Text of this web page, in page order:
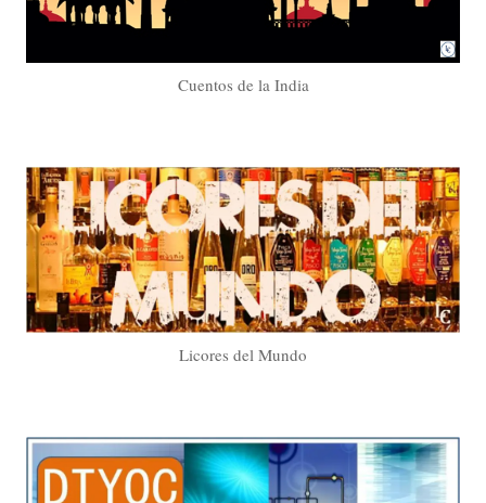
Cuentos de la India
Licores del Mundo